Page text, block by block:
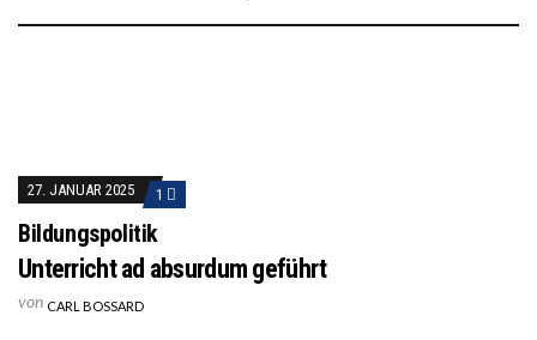
27. JANUAR 2025 1
Bildungspolitik
Unterricht ad absurdum geführt
von CARL BOSSARD